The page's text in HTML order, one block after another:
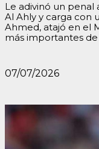
Le adivinó un penal
Al Ahly y carga con
Ahmed, atajó en el
más importantes de
07/07/2026